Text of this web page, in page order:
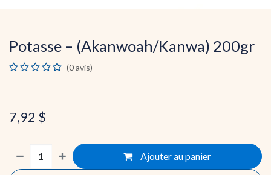
Potasse – (Akanwoah/Kanwa) 200gr
(0 avis)
7,92 $
Ajouter au panier